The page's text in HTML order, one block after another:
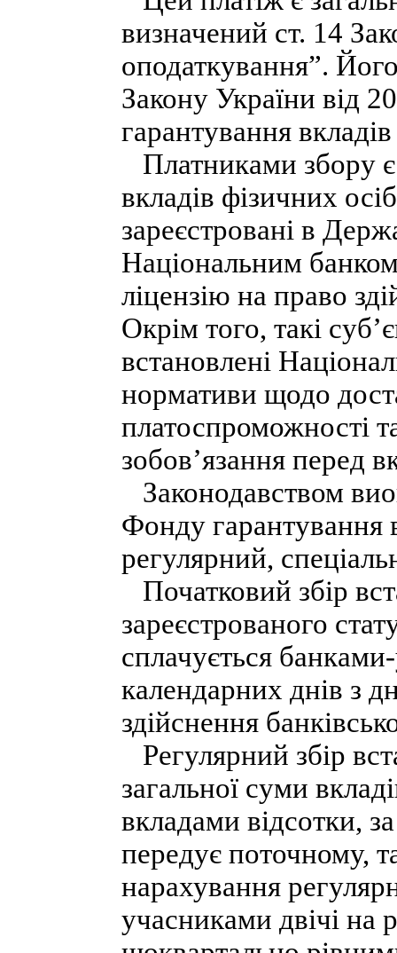
визначений ст. 14
оподаткування”.
Закону України від
гарантування
Платниками збору
вкладів фізичних
зареєстровані в
Національним
ліцензію на право
Окрім того, такі
встановлені
нормативи щодо
платоспроможності
зобов’язання перед
Законодавством
Фонду гарантування
регулярний,
Початковий збір
зареєстрованого
сплачується
календарних днів з
здійснення
Регулярний збір
загальної суми
вкладами відсотки,
передує поточному,
нарахування
учасниками двічі на